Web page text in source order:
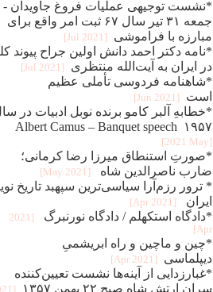
*نشست توجیهی عملیات فروغ جاویدان -
جمعه ۳۱ تیر سال ۶۷ ثبت امر واقع برای
مبارزه با فراموشی
[2021 Jul]
*نامه دکتر احمد دانش اولین جراح پیوند
در ایران به آیت‌الله منتظری
[2021 Jul]
*شاهنامه فردوسی تأملی عظیم
است
[2021 Jun]
*خطابهِ آلبر کامو برنده نوبل ادبیات در
۱۹۵۷ Albert Camus – Banquet speech
[2021 May]
*صورتِ استنطاق میرزا رضا کرمانی؛
ضارب ناصرالدین شاه
[2021 May]
* ترور رزم‌آرا سیاسی‌ترین سپهبد تاریخ
ایران
[2021 Apr]
*دادگاه استکهلم / دادگاه نورنبرگ
[2021
Apr]
*چین و ماچین و راه ابريشمیِ
ديپلماسی
[2021 Apr]
*غبارزدایی از آینه‌ها نشست تعیین‌کننده
سران ارتش شاه صبح ۲۲ بهمن ۱۳۵۷